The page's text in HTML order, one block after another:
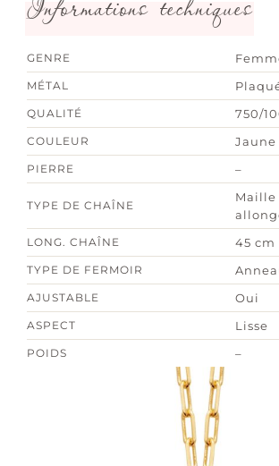
GENRE
MÉTAL
QUALITÉ 750/
COULEUR Jaune
PIERRE –
TYPE DE CHAÎNE
LONG. CHAÎNE 45 cm
TYPE DE FERMOIR
AJUSTABLE Oui
ASPECT Lisse
POIDS –